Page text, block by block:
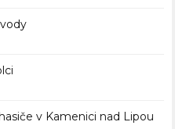
v Kamenici nad Lipou